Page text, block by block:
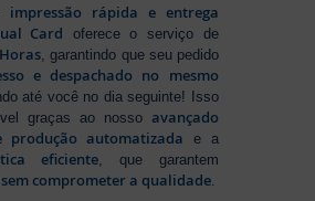
impressão rápida e entrega
Card oferece o serviço de
, garantindo que seu pedido
e despachado no mesmo
até você no dia seguinte! Isso
graças ao nosso avançado
produção automatizada e a
eficiente , que garantem
comprometer a qualidade